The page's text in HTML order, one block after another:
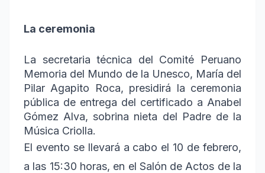
La ceremonia
La secretaria técnica del Comité Peruano
Memoria del Mundo de la Unesco, María del
Pilar Agapito Roca, presidirá la ceremonia
pública de entrega del certificado a Anabel
Gómez Alva, sobrina nieta del Padre de la
Música Criolla.
El evento se llevará a cabo el 10 de febrero,
a las 15:30 horas, en el Salón de Actos de la